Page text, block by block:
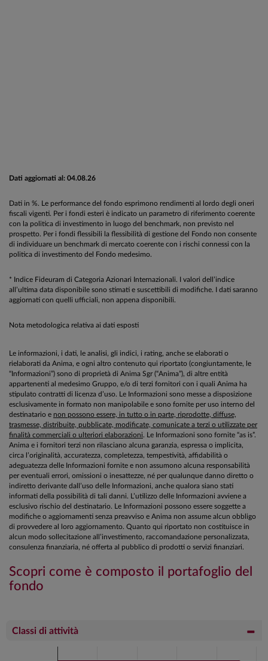
Dati aggiornati al: 04.08.26
Dati in %. Le performance del fondo esprimono rendimenti al lordo degli oneri
fiscali vigenti. Per i fondi esteri è indicato un parametro di riferimento coerente
con la politica di investimento in luogo del benchmark, non previsto nel
prospetto. Per i fondi flessibili la flessibilità di gestione del Fondo non consente
di individuare un benchmark di mercato coerente con i rischi connessi con la
politica di investimento del Fondo medesimo.
* Indice Fideuram di Categoria Azionari Internazionali. I valori dell’indice
all’ultima data disponibile sono stimati e suscettibili di modifiche. I dati saranno
aggiornati con quelli ufficiali, non appena disponibili.
Nota metodologica relativa ai dati esposti
Le informazioni, i dati, le analisi, gli indici, i rating, anche se elaborati o
rielaborati da Anima, e ogni altro contenuto qui riportato (congiuntamente, le
“Informazioni”) sono di proprietà di Anima Sgr (“Anima”), di altre entità
appartenenti al medesimo Gruppo, e/o di terzi fornitori con i quali Anima ha
stipulato contratti di licenza d’uso. Le Informazioni sono messe a disposizione
esclusivamente in formato non manipolabile e sono fornite per uso interno del
destinatario e non possono essere, in tutto o in parte, riprodotte, diffuse,
trasmesse, distribuite, pubblicate, modificate, comunicate a terzi o utilizzate per
finalità commerciali o ulteriori elaborazioni. Le Informazioni sono fornite “as is”.
Anima e i fornitori terzi non rilasciano alcuna garanzia, espressa o implicita,
circa l’originalità, accuratezza, completezza, tempestività, affidabilità o
adeguatezza delle Informazioni fornite e non assumono alcuna responsabilità
per eventuali errori, omissioni o inesattezze, né per qualunque danno diretto o
indiretto derivante dall’uso delle Informazioni, anche qualora siano stati
informati della possibilità di tali danni. L’utilizzo delle Informazioni avviene a
esclusivo rischio del destinatario. Le Informazioni possono essere soggette a
modifiche o aggiornamenti senza preavviso e Anima non assume alcun obbligo
di provvedere al loro aggiornamento. Quanto qui riportato non costituisce in
alcun modo sollecitazione all’investimento, raccomandazione personalizzata,
consulenza finanziaria, né offerta al pubblico di prodotti o servizi finanziari.
Scopri come è composto il portafoglio del
fondo
Classi di attività